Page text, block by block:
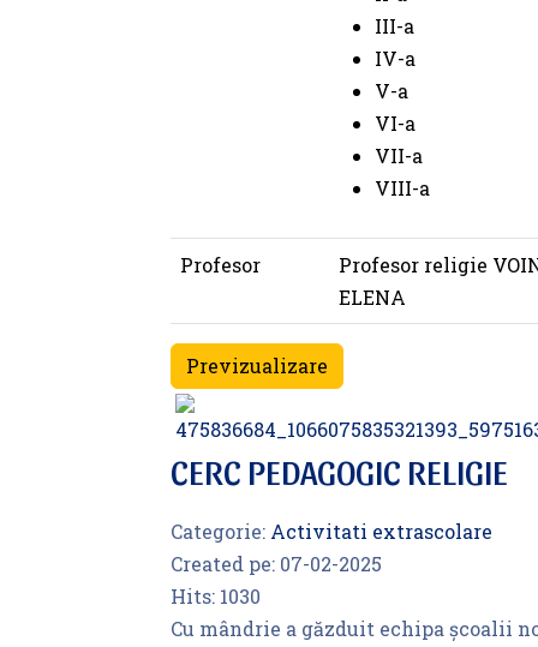
III-a
IV-a
V-a
VI-a
VII-a
VIII-a
Profesor
Profesor religie
ELENA
Previzualizare
CERC PEDAGOGIC RELIGIE
Categorie: Activitati extrascolare
Created pe: 07-02-2025
Hits: 1030
Cu mândrie a găzduit echipa școalii